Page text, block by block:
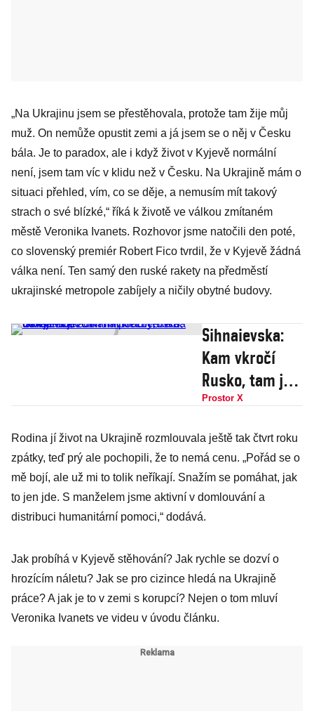
„Na Ukrajinu jsem se přestěhovala, protože tam žije můj
muž. On nemůže opustit zemi a já jsem se o něj v Česku
bála. Je to paradox, ale i když život v Kyjevě normální
není, jsem tam víc v klidu než v Česku. Na Ukrajině mám o
situaci přehled, vím, co se děje, a nemusím mít takový
strach o své blízké,“ říká k životě ve válkou zmítaném
městě Veronika Ivanets. Rozhovor jsme natočili den poté,
co slovenský premiér Robert Fico tvrdil, že v Kyjevě žádná
válka není. Ten samý den ruské rakety na předměstí
ukrajinské metropole zabíjely a ničily obytné budovy.
Sihnaievska:
Kam vkročí
Rusko, tam je
zlo, Putin mír
Ukrajinu
jezdím na
pohřby, ne na
dovolenou
Prostor X
Rodina jí život na Ukrajině rozmlouvala ještě tak čtvrt roku
zpátky, teď prý ale pochopili, že to nemá cenu. „Pořád se o
mě bojí, ale už mi to tolik neříkají. Snažím se pomáhat, jak
to jen jde. S manželem jsme aktivní v domlouvání a
distribuci humanitární pomoci,“ dodává.
Jak probíhá v Kyjevě stěhování? Jak rychle se dozví o
hrozícím náletu? Jak se pro cizince hledá na Ukrajině
práce? A jak je to v zemi s korupcí? Nejen o tom mluví
Veronika Ivanets ve videu v úvodu článku.